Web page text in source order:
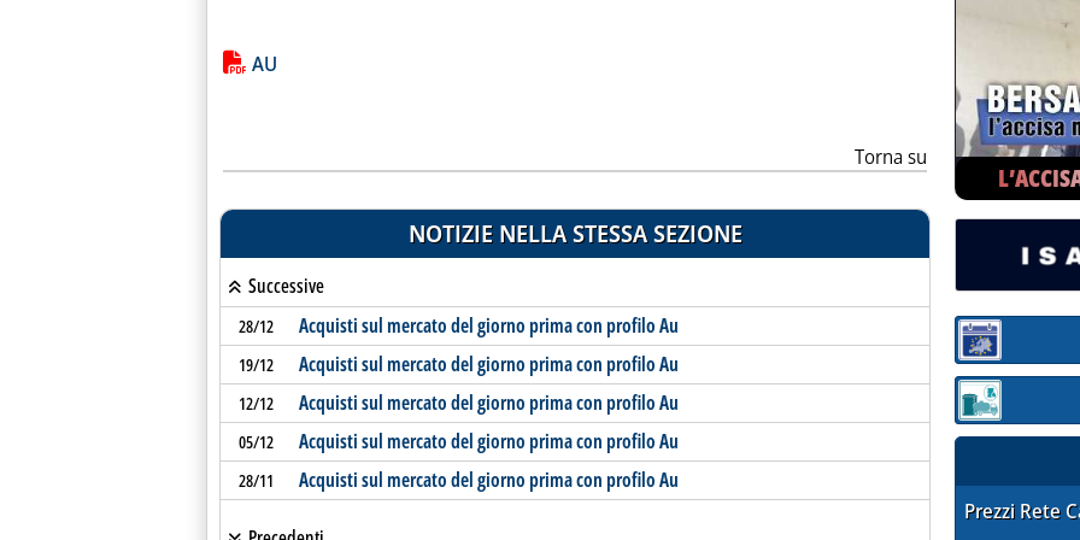
Lista allegati PDF alla notizia
AU
Torna su
NOTIZIE NELLA STESSA SEZIONE
Successive
28/12 Acquisti sul mercato del giorno prima con profilo Au
19/12 Acquisti sul mercato del giorno prima con profilo Au
12/12 Acquisti sul mercato del giorno prima con profilo Au
05/12 Acquisti sul mercato del giorno prima con profilo Au
28/11 Acquisti sul mercato del giorno prima con profilo Au
Sezione:
Sezione:
Prezzi Rete